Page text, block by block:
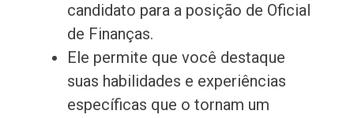
candidato para a posição de Oficial
de Finanças.
Ele permite que você destaque
suas habilidades e experiências
específicas que o tornam um